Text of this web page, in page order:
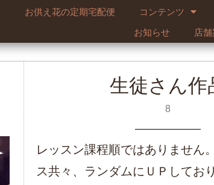
お供え花の定期宅配便 コンテンツ
お知らせ
店
生徒さん作
8
レッスン課程順ではありません
ス共々、ランダムにＵＰしてお